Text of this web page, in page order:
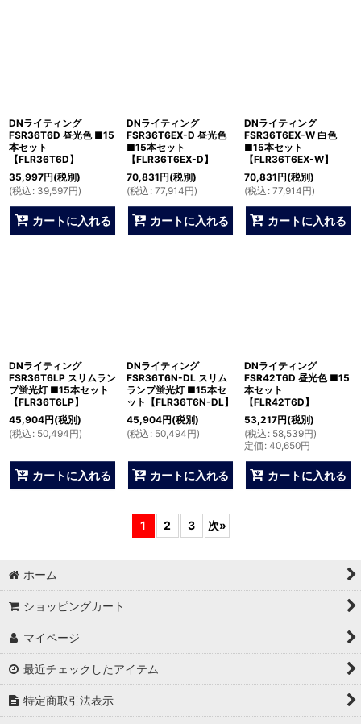
DNライティング
FSR36T6D 昼光色 ■15
本セット
【FLR36T6D】
35,997円(税別)
(税込 : 39,597円)
カートに入れる
DNライティング
FSR36T6EX-D 昼光色
■15本セット
【FLR36T6EX-D】
70,831円(税別)
(税込 : 77,914円)
カートに入れる
DNライティング
FSR36T6EX-W 白色
■15本セット
【FLR36T6EX-W】
70,831円(税別)
(税込 : 77,914円)
カートに入れる
DNライティング
FSR36T6LP スリムラン
プ蛍光灯 ■15本セット
【FLR36T6LP】
45,904円(税別)
(税込 : 50,494円)
カートに入れる
DNライティング
FSR36T6N-DL スリム
ランプ蛍光灯 ■15本セ
ット【FLR36T6N-DL】
45,904円(税別)
(税込 : 50,494円)
カートに入れる
DNライティング
FSR42T6D 昼光色 ■15
本セット
【FLR42T6D】
53,217円(税別)
(税込 : 58,539円)
定価 : 40,650円
カートに入れる
1 2 3 次»
ホーム
ショッピングカート
マイページ
最近チェックしたアイテム
特定商取引法表示